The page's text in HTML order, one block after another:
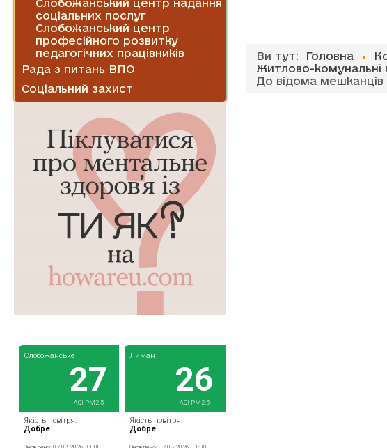
Слобожанський центр надання
соціальних послуг
Слобожанський центр
професійного розвитку
педагогічних працівників
Рада з питань ВПО
Соціальний захист
Ви тут: Головна
Житлово-комунальні
До відома